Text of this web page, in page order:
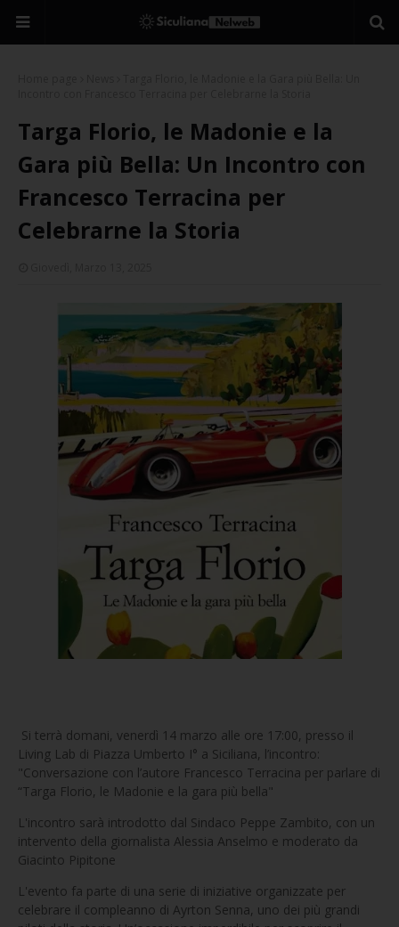
Targa Florio, le Madonie e la
Gara più Bella: Un Incontro con
Francesco Terracina per
Celebrarne la Storia
Si terrà domani, venerdì 14 marzo alle ore 17:00, presso il
Living Lab di Piazza Umberto I° a Siciliana, l’incontro:
"Conversazione con l’autore Francesco Terracina per parlare di
“Targa Florio, le Madonie e la gara più bella"
L'incontro sarà introdotto dal Sindaco Peppe Zambito, con un
intervento della giornalista Alessia Anselmo e moderato da
Giacinto Pipitone
L'evento fa parte di una serie di iniziative organizzate per
celebrare il compleanno di Ayrton Senna, uno dei più grandi